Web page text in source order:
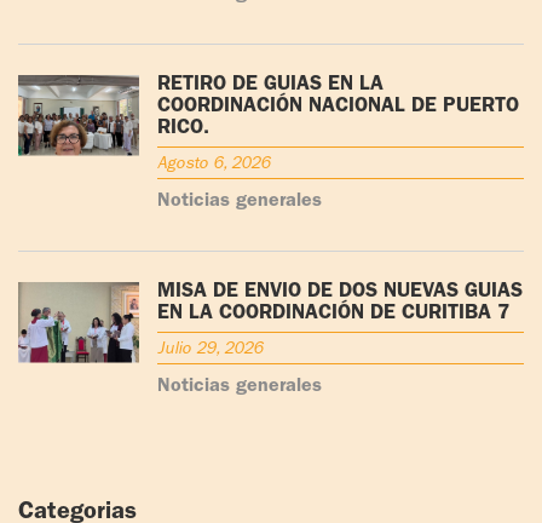
RETIRO DE GUÍAS EN LA
COORDINACIÓN NACIONAL DE PUERTO
RICO.
Agosto 6, 2026
Noticias generales
MISA DE ENVÍO DE DOS NUEVAS GUÍAS
EN LA COORDINACIÓN DE CURITIBA 7
Julio 29, 2026
Noticias generales
Categorias